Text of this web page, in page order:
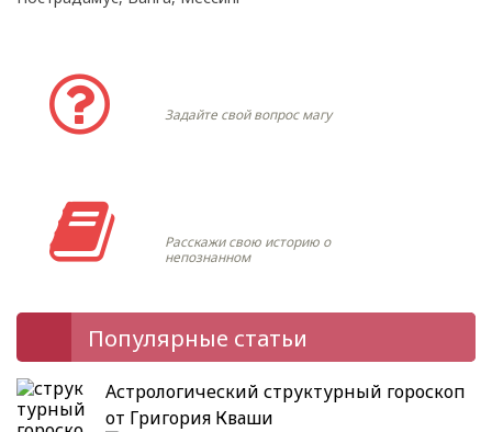
Задайте свой вопрос магу
Расскажи свою историю о
непознанном
Популярные статьи
Астрологический структурный гороскоп
от Григория Кваши